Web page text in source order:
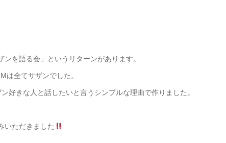
を語る会」というリターンがあります。
は全てサザンでした。
好きな人と話したいと言うシンプルな理由で作りました。
いただきました